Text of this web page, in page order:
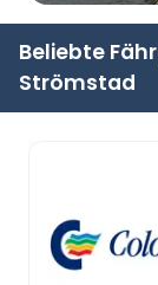
Beliebte
Strömstad